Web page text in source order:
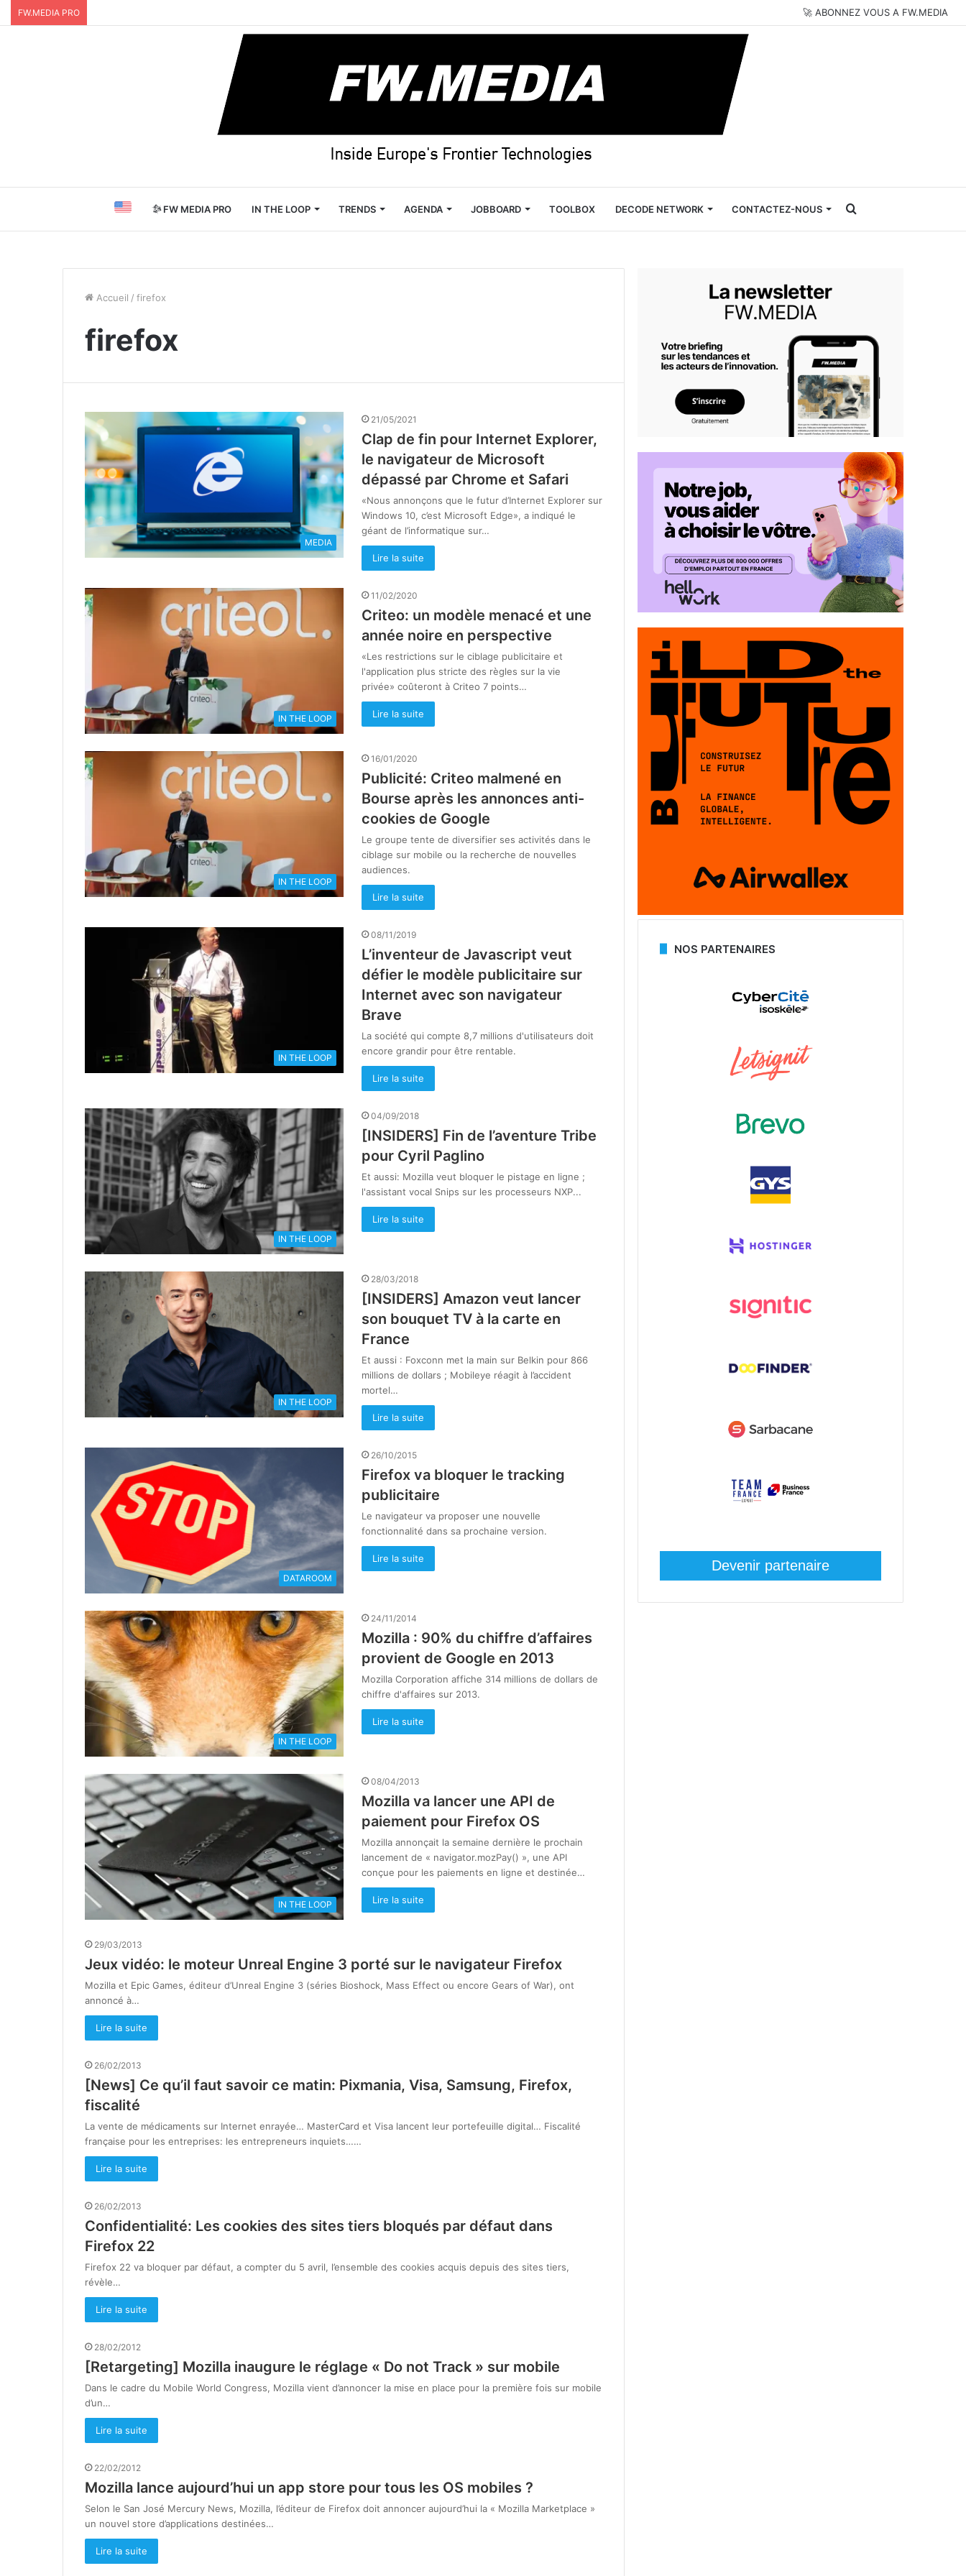
FW.MEDIA PRO 🚀 ABONNEZ VOUS A FW.MEDIA
FW MEDIA PRO IN THE LOOP TRENDS AGENDA JOBBOARD TOOLBOX DECODE NETWORK CONTACTEZ-NOUS Rechercher
Accueil / firefox
firefox
MEDIA
21/05/2021
Clap de fin pour Internet Explorer,
le navigateur de Microsoft
dépassé par Chrome et Safari
«Nous annonçons que le futur d’Internet Explorer sur
Windows 10, c’est Microsoft Edge», a indiqué le
géant de l’informatique sur…
Lire la suite
IN THE LOOP
11/02/2020
Criteo: un modèle menacé et une
année noire en perspective
«Les restrictions sur le ciblage publicitaire et
l'application plus stricte des règles sur la vie
privée» coûteront à Criteo 7 points…
Lire la suite
IN THE LOOP
16/01/2020
Publicité: Criteo malmené en
Bourse après les annonces anti-
cookies de Google
Le groupe tente de diversifier ses activités dans le
ciblage sur mobile ou la recherche de nouvelles
audiences.
Lire la suite
IN THE LOOP
08/11/2019
L’inventeur de Javascript veut
défier le modèle publicitaire sur
Internet avec son navigateur
Brave
La société qui compte 8,7 millions d'utilisateurs doit
encore grandir pour être rentable.
Lire la suite
IN THE LOOP
04/09/2018
[INSIDERS] Fin de l’aventure Tribe
pour Cyril Paglino
Et aussi: Mozilla veut bloquer le pistage en ligne ;
l'assistant vocal Snips sur les processeurs NXP...
Lire la suite
IN THE LOOP
28/03/2018
[INSIDERS] Amazon veut lancer
son bouquet TV à la carte en
France
Et aussi : Foxconn met la main sur Belkin pour 866
millions de dollars ; Mobileye réagit à l’accident
mortel…
Lire la suite
DATAROOM
26/10/2015
Firefox va bloquer le tracking
publicitaire
Le navigateur va proposer une nouvelle
fonctionnalité dans sa prochaine version.
Lire la suite
IN THE LOOP
24/11/2014
Mozilla : 90% du chiffre d’affaires
provient de Google en 2013
Mozilla Corporation affiche 314 millions de dollars de
chiffre d'affaires sur 2013.
Lire la suite
IN THE LOOP
08/04/2013
Mozilla va lancer une API de
paiement pour Firefox OS
Mozilla annonçait la semaine dernière le prochain
lancement de « navigator.mozPay() », une API
conçue pour les paiements en ligne et destinée…
Lire la suite
29/03/2013
Jeux vidéo: le moteur Unreal Engine 3 porté sur le navigateur Firefox
Mozilla et Epic Games, éditeur d’Unreal Engine 3 (séries Bioshock, Mass Effect ou encore Gears of War), ont
annoncé à…
Lire la suite
26/02/2013
[News] Ce qu’il faut savoir ce matin: Pixmania, Visa, Samsung, Firefox,
fiscalité
La vente de médicaments sur Internet enrayée… MasterCard et Visa lancent leur portefeuille digital… Fiscalité
française pour les entreprises: les entrepreneurs inquiets……
Lire la suite
26/02/2013
Confidentialité: Les cookies des sites tiers bloqués par défaut dans
Firefox 22
Firefox 22 va bloquer par défaut, a compter du 5 avril, l’ensemble des cookies acquis depuis des sites tiers,
révèle…
Lire la suite
28/02/2012
[Retargeting] Mozilla inaugure le réglage « Do not Track » sur mobile
Dans le cadre du Mobile World Congress, Mozilla vient d’annoncer la mise en place pour la première fois sur mobile
d’un…
Lire la suite
22/02/2012
Mozilla lance aujourd’hui un app store pour tous les OS mobiles ?
Selon le San José Mercury News, Mozilla, l’éditeur de Firefox doit annoncer aujourd’hui la « Mozilla Marketplace »
un nouvel store d’applications destinées…
Lire la suite
NOS PARTENAIRES
Devenir partenaire